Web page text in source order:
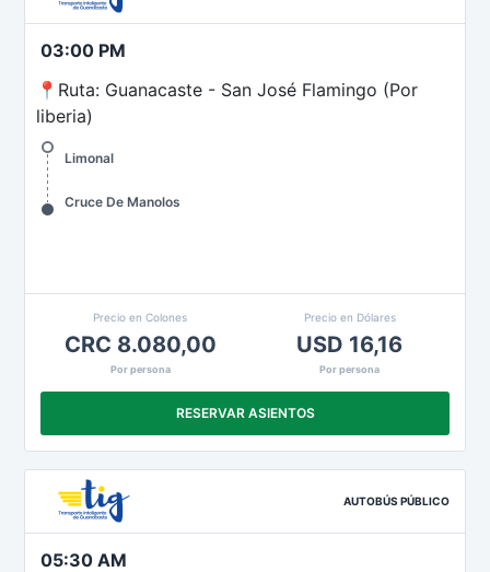
03:00 PM
📍Ruta: Guanacaste - San José Flamingo (Por
liberia)
Limonal
Cruce De Manolos
Precio en Colones
CRC 8.080,00
Por persona
Precio en Dólares
USD 16,16
Por persona
RESERVAR ASIENTOS
AUTOBÚS PÚBLICO
05:30 AM